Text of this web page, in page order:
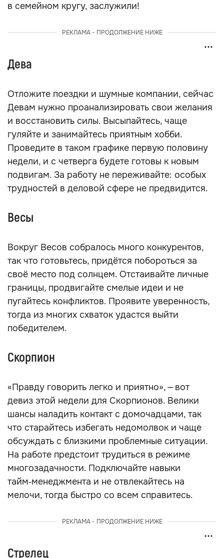
в семейном кругу, заслужили!
РЕКЛАМА - ПРОДОЛЖЕНИЕ НИЖЕ
Дева
Отложите поездки и шумные компании, сейчас
Девам нужно проанализировать свои желания
и восстановить силы. Высыпайтесь, чаще
гуляйте и занимайтесь приятным хобби.
Проведите в таком графике первую половину
недели, и с четверга будете готовы к новым
подвигам. За работу не переживайте: особых
трудностей в деловой сфере не предвидится.
Весы
Вокруг Весов собралось много конкурентов,
так что готовьтесь, придётся побороться за
своё место под солнцем. Отстаивайте личные
границы, продвигайте смелые идеи и не
пугайтесь конфликтов. Проявите уверенность,
тогда из многих схваток удастся выйти
победителем.
Скорпион
«Правду говорить легко и приятно», — вот
девиз этой недели для Скорпионов. Велики
шансы наладить контакт с домочадцами, так
что старайтесь избегать недомолвок и чаще
обсуждать с близкими проблемные ситуации.
На работе предстоит трудиться в режиме
многозадачности. Подключайте навыки
тайм‑менеджмента и не отвлекайтесь на
мелочи, тогда быстро со всем справитесь.
РЕКЛАМА - ПРОДОЛЖЕНИЕ НИЖЕ
Стрелец